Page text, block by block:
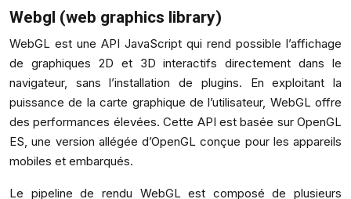
Webgl (web graphics library)
WebGL est une API JavaScript qui rend possible l’affichage
de graphiques 2D et 3D interactifs directement dans le
navigateur, sans l’installation de plugins. En exploitant la
puissance de la carte graphique de l’utilisateur, WebGL offre
des performances élevées. Cette API est basée sur OpenGL
ES, une version allégée d’OpenGL conçue pour les appareils
mobiles et embarqués.
Le pipeline de rendu WebGL est composé de plusieurs